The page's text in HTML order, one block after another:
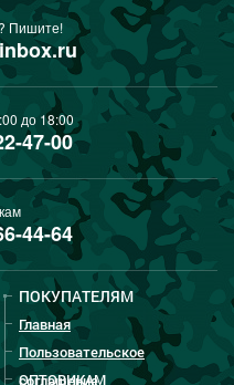
Пишите!
до 18:00
47-00
44-64
ПОКУПАТЕЛЯМ
Главная
Пользовательское
соглашение
ОПТОВИКАМ